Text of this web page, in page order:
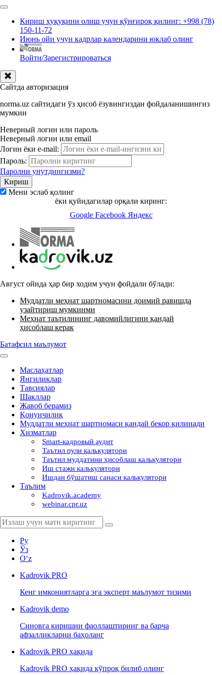
Кириш ҳуқуқини олиш учун қўнғироқ қилинг: +998 (78)
150-11-72
Июнь ойи учун кадрлар календарини юклаб олинг
Войти/Зарегистрироваться
Сайтда авторизация
norma.uz сайтидаги ўз ҳисоб ёзувингиздан фойдаланишингиз
мумкин
Неверный логин или пароль
Неверный логин или email
Логин ёки e-mail:
Пароль:
Паролни унутдингизми?
Мени эслаб қолинг
ёки қуйидагилар орқали киринг:
Google Facebook Яндекс
Август ойида ҳар бир ходим учун фойдали бўлади:
Муддатли меҳнат шартномасини доимий равишда
узайтириш мумкинми
Меҳнат таътилининг давомийлигини қандай
ҳисоблаш керак
Батафсил маълумот
Маслаҳатлар
Янгиликлар
Тавсиялар
Шакллар
Жавоб берамиз
Қонунчилик
Муддатли меҳнат шартномаси қандай бекор қилинади
Хизматлар
Smart-кадровый аудит
Таътил пули калькулятори
Таътил муддатини ҳисоблаш калькулятори
Иш стажи калькулятори
Ишдан бўшатиш санаси калькулятори
Таълим
Kadrovik.academy
webinar.cpr.uz
Ру
Ўз
Oʻz
Kadrovik PRO
Кенг имкониятларга эга эксперт маълумот тизими
Kadrovik demo
Синовга киришни фаоллаштиринг ва барча
афзалликларни баҳоланг
Kadrovik PRO ҳақида
Kadrovik PRO ҳақида кўпроқ билиб олинг